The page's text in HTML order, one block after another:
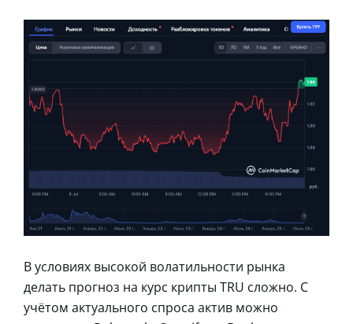
В условиях высокой волатильности рынка
делать прогноз на курс крипты TRU сложно. С
учётом актуального спроса актив можно